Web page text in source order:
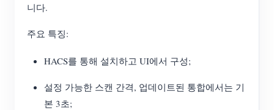
니다.
주요 특징:
HACS를 통해 설치하고 UI에서 구성;
설정 가능한 스캔 간격, 업데이트된 통합에서는 기
본 3초;